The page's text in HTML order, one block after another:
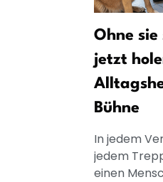
Ohne
jetzt
Bühne
In jedem
jedem
einen